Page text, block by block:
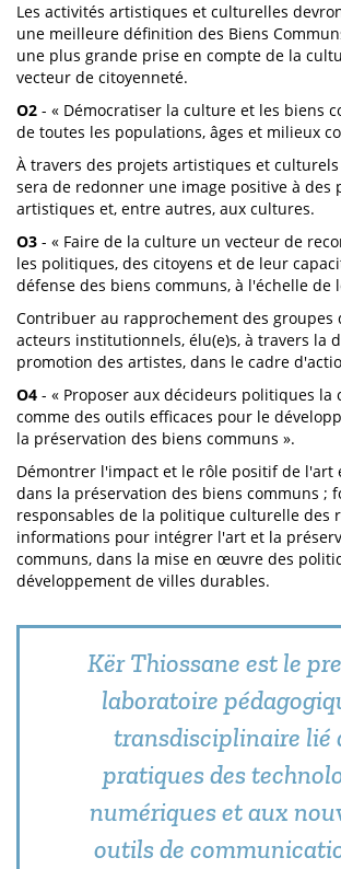
Les activités artistiques et culturelles
une meilleure définition des Biens
une plus grande prise en compte de la
vecteur de citoyenneté.
O2 - « Démocratiser la culture et les biens
de toutes les populations, âges et milieux
À travers des projets artistiques et
sera de redonner une image positive à des
artistiques et, entre autres, aux cultures.
O3 - « Faire de la culture un vecteur de
les politiques, des citoyens et de leur
défense des biens communs, à l'échelle de
Contribuer au rapprochement des groupes
acteurs institutionnels, élu(e)s, à travers la
promotion des artistes, dans le cadre
O4 - « Proposer aux décideurs politiques
comme des outils efficaces pour le
la préservation des biens communs ».
Démontrer l'impact et le rôle positif de l'art
dans la préservation des biens communs ;
responsables de la politique culturelle des
informations pour intégrer l'art et la
communs, dans la mise en œuvre des
développement de villes durables.
Kër Thiossane est le
laboratoire
transdisciplinaire lié
pratiques des
numériques et aux
outils de